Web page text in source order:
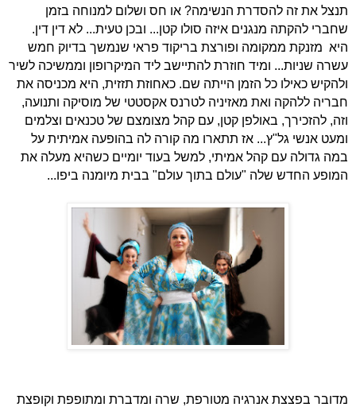
תנצל את זה להסדרת הנשימה? או חס ושלום למנוחה בזמן
שחברי להקתה מנגנים איזה סולו קטן... ובכן טעית... לא דין דין.
היא מזנקת ממקומה ופורצת בריקוד פראי שנמשך בדיוק חמש
עשרה שניות... ומיד חוזרת להתיישב ליד המיקרופון וממשיכה לשיר
ולהקיש כאילו כל הזמן הייתה שם. כאחוזת תזזית, היא מכניסה את
חבריה ללהקה ואת מאזיניה לטרנס אקסטטי של מוסיקה ותנועה,
וזה, להזכירך, באולפן קטן, עם קהל מצומצם של טכנאים וצלמים
ומעט אנשי גל"ץ... אז תתארו מה קורה לה בהופעה אמיתית על
במה גדולה עם קהל אמיתי, למשל בעוד יומיים כשהיא מעלה את
המופע החדש שלה "עולם בתוך עולם" בבית מיומנה ביפו...
מדובר בפצצת אנרגיה מטורפת, שרה ומדברת ומתופפת וקופצת